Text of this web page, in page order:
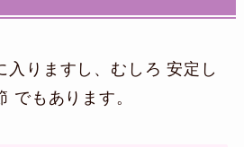
入りますし、むしろ 安定し
でもあります。